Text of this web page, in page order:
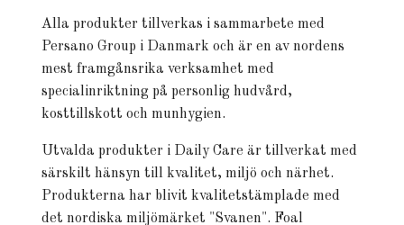
Alla produkter tillverkas i sammarbete med
Persano Group i Danmark och är en av nordens
mest framgånsrika verksamhet med
specialinriktning på personlig hudvård,
kosttillskott och munhygien.
Utvalda produkter i Daily Care är tillverkat med
särskilt hänsyn till kvalitet, miljö och närhet.
Produkterna har blivit kvalitetstämplade med
det nordiska miljömärket "Svanen". Foal